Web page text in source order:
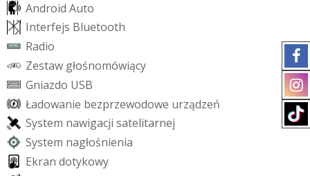
Android Auto
Interfejs Bluetooth
Radio
Zestaw głośnomówiący
Gniazdo USB
Ładowanie bezprzewodowe urządzeń
System nawigacji satelitarnej
System nagłośnienia
Ekran dotykowy